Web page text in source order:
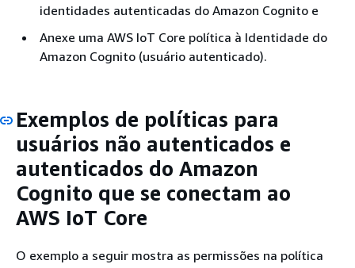
identidades autenticadas do Amazon Cognito e
Anexe uma AWS IoT Core política à Identidade do
Amazon Cognito (usuário autenticado).
Exemplos de políticas para
usuários não autenticados e
autenticados do Amazon
Cognito que se conectam ao
AWS IoT Core
O exemplo a seguir mostra as permissões na política